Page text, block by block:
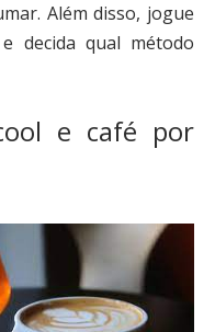
Além disso, jogue
decida qual método
e café por